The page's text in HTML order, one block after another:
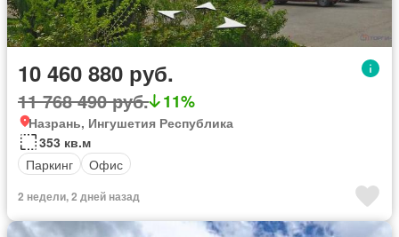
10 460 880 руб.
11 768 490 руб. 11%
Назрань, Ингушетия Республика
353 кв.м
Паркинг
Офис
2 недели, 2 дней назад